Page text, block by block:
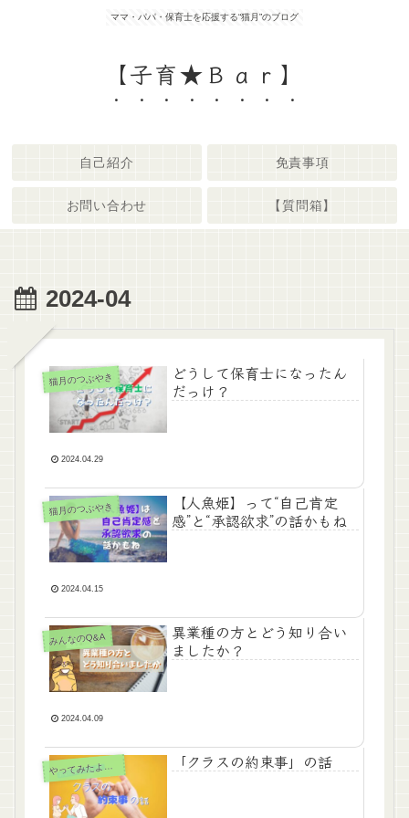
ママ・パパ・保育士を応援する“猫月”のブログ
【子育★Ｂａｒ】
自己紹介 免責事項
お問い合わせ 【質問箱】
2024-04
猫月のつぶやき
どうして保育士になったん
だっけ？
2024.04.29
猫月のつぶやき
【人魚姫】って“自己肯定
感”と“承認欲求”の話かもね
2024.04.15
みんなのQ&A
異業種の方とどう知り合い
ましたか？
2024.04.09
や ってみたよ！こんな保育 「クラスの約束事」の話